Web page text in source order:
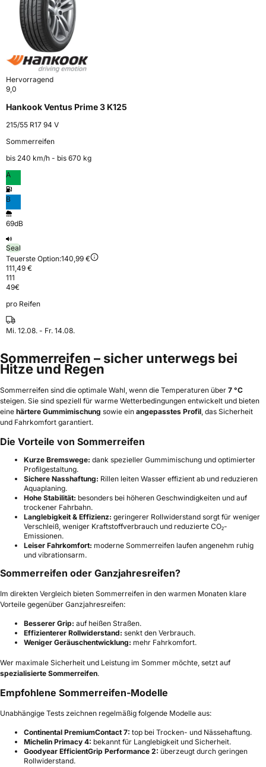
Hervorragend
9,0
Hankook Ventus Prime 3 K125
215/55 R17 94 V
Sommerreifen
bis 240 km⁠/⁠h - bis 670 kg
A
B
69dB
Seal
Teuerste Option:140,99 €
111,49 €
111
49€
pro Reifen
Mi. 12.08. - Fr. 14.08.
Sommerreifen – sicher unterwegs bei
Hitze und Regen
Sommerreifen sind die optimale Wahl, wenn die Temperaturen über 7 °C
steigen. Sie sind speziell für warme Wetterbedingungen entwickelt und bieten
eine härtere Gummimischung sowie ein angepasstes Profil, das Sicherheit
und Fahrkomfort garantiert.
Die Vorteile von Sommerreifen
Kurze Bremswege: dank spezieller Gummimischung und optimierter
Profilgestaltung.
Sichere Nasshaftung: Rillen leiten Wasser effizient ab und reduzieren
Aquaplaning.
Hohe Stabilität: besonders bei höheren Geschwindigkeiten und auf
trockener Fahrbahn.
Langlebigkeit & Effizienz: geringerer Rollwiderstand sorgt für weniger
Verschleiß, weniger Kraftstoffverbrauch und reduzierte CO₂-
Emissionen.
Leiser Fahrkomfort: moderne Sommerreifen laufen angenehm ruhig
und vibrationsarm.
Sommerreifen oder Ganzjahresreifen?
Im direkten Vergleich bieten Sommerreifen in den warmen Monaten klare
Vorteile gegenüber Ganzjahresreifen:
Besserer Grip: auf heißen Straßen.
Effizienterer Rollwiderstand: senkt den Verbrauch.
Weniger Geräuschentwicklung: mehr Fahrkomfort.
Wer maximale Sicherheit und Leistung im Sommer möchte, setzt auf
spezialisierte Sommerreifen.
Empfohlene Sommerreifen-Modelle
Unabhängige Tests zeichnen regelmäßig folgende Modelle aus:
Continental PremiumContact 7: top bei Trocken- und Nässehaftung.
Michelin Primacy 4: bekannt für Langlebigkeit und Sicherheit.
Goodyear EfficientGrip Performance 2: überzeugt durch geringen
Rollwiderstand.